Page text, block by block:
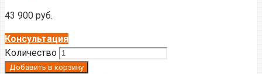
43 900 руб.
Консультация
Количество
Добавить в корзину